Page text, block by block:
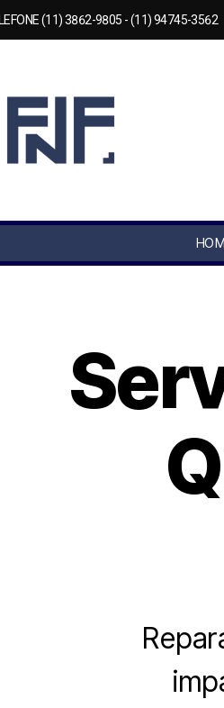
(11) 3862-9805 - (11) 94745-3562